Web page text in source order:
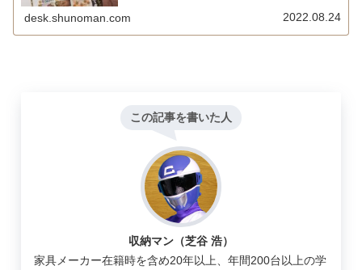
desk.shunoman.com 2022.08.24
この記事を書いた人
収納マン（芝谷 浩）
家具メーカー在籍時を含め20年以上、年間200台以上の学